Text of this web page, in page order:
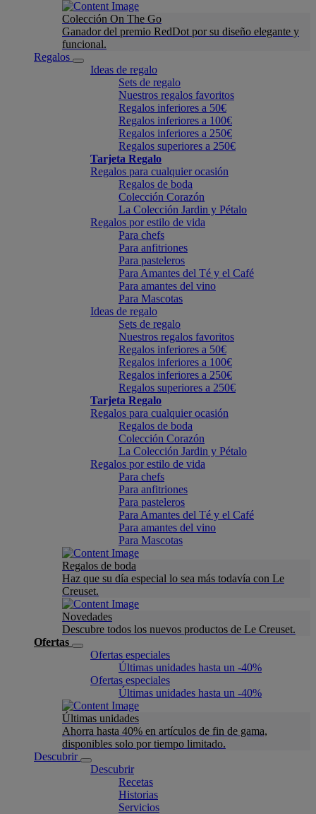
Colección On The Go
Ganador del premio RedDot por su diseño elegante y
funcional.
Regalos
Ideas de regalo
Sets de regalo
Nuestros regalos favoritos
Regalos inferiores a 50€
Regalos inferiores a 100€
Regalos inferiores a 250€
Regalos superiores a 250€
Tarjeta Regalo
Regalos para cualquier ocasión
Regalos de boda
Colección Corazón
La Colección Jardin y Pétalo
Regalos por estilo de vida
Para chefs
Para anfitriones
Para pasteleros
Para Amantes del Té y el Café
Para amantes del vino
Para Mascotas
Ideas de regalo
Sets de regalo
Nuestros regalos favoritos
Regalos inferiores a 50€
Regalos inferiores a 100€
Regalos inferiores a 250€
Regalos superiores a 250€
Tarjeta Regalo
Regalos para cualquier ocasión
Regalos de boda
Colección Corazón
La Colección Jardin y Pétalo
Regalos por estilo de vida
Para chefs
Para anfitriones
Para pasteleros
Para Amantes del Té y el Café
Para amantes del vino
Para Mascotas
Regalos de boda
Haz que su día especial lo sea más todavía con Le
Creuset.
Novedades
Descubre todos los nuevos productos de Le Creuset.
Ofertas
Ofertas especiales
Últimas unidades hasta un -40%
Ofertas especiales
Últimas unidades hasta un -40%
Últimas unidades
Ahorra hasta 40% en artículos de fin de gama,
disponibles solo por tiempo limitado.
Descubrir
Descubrir
Recetas
Historias
Servicios